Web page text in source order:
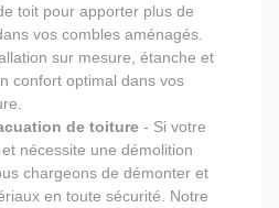
toit pour apporter plus de
vos combles aménagés.
sur mesure, étanche et
confort optimal dans vos
de toiture - Si votre
nécessite une démolition
chargeons de démonter et
en toute sécurité. Notre